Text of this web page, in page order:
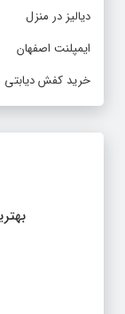
دیالیز در منزل
ایمپلنت اصفهان
خرید کفش دیابتی